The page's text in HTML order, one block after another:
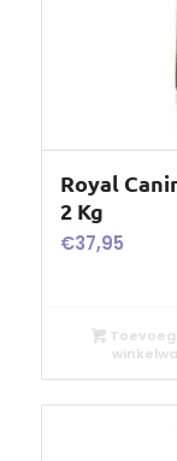
Royal
2 Kg
€37,95